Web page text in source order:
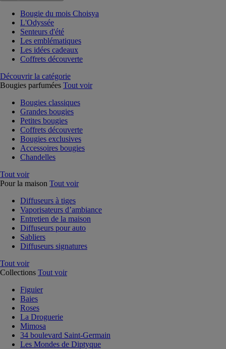
Bougie du mois Choisya
L'Odyssée
Senteurs d'été
Les emblématiques
Les idées cadeaux
Coffrets découverte
Découvrir la catégorie
Bougies parfumées Tout voir
Bougies classiques
Grandes bougies
Petites bougies
Coffrets découverte
Bougies exclusives
Accessoires bougies
Chandelles
Tout voir
Pour la maison Tout voir
Diffuseurs à tiges
Vaporisateurs d’ambiance
Entretien de la maison
Diffuseurs pour auto
Sabliers
Diffuseurs signatures
Tout voir
Collections Tout voir
Figuier
Baies
Roses
La Droguerie
Mimosa
34 boulevard Saint-Germain
Les Mondes de Diptyque